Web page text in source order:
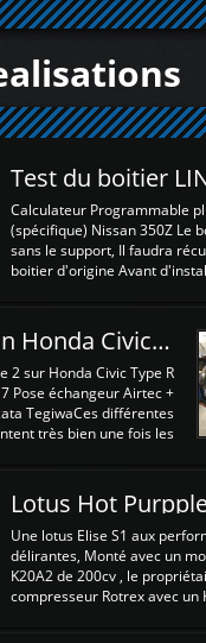
Calculateur Programmable
(spécifique) Nissan 350Z Le
sans le support, Il faudra
boitier d'origine Avant
d'envoyer l'information de la
dans le boitier. sydney
La sortie 0-5V de l'afr sera
l'entrée AN Volt 8 et GndAN
Analogique, et Volt car
tension (Pas une résistance
est temps de brancher le ...
Préparation Honda Civic Type R FK2
2 sur Honda Civic Type R
Pose échangeur Airtec +
TegiwaCes différentes
très bien une fois les
du plastique inferieur,
en rien la structure ou le
du fond plat. Une
Stage 2 est faite sur le
d'origine. Une alternative
au passage sur Hondata
310cv et 400Nn , Une fois
Lotus Hot
Une lotus Elise S1 aux
délirantes, Monté avec un
K20A2 de 200cv , le
compresseur Rotrex avec un